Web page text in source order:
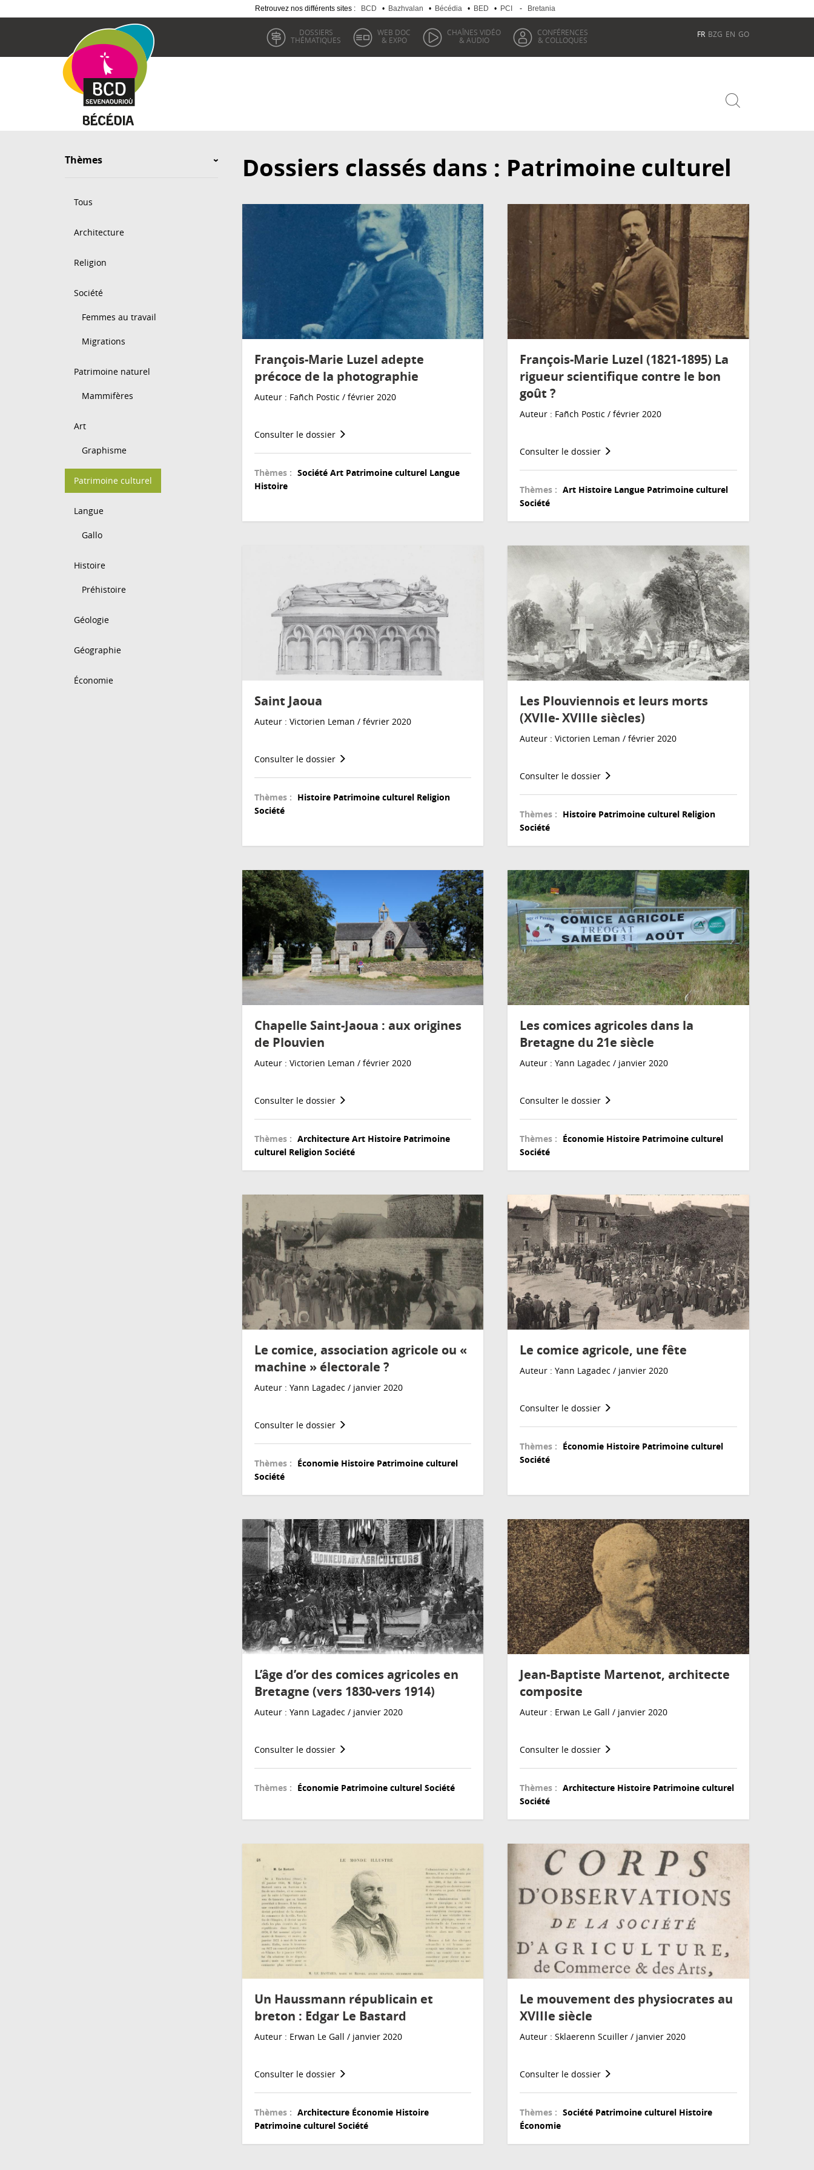
Retrouvez nos différents sites : BCD • Bazhvalan • Bécédia • BED • PCI - Bretania
DOSSIERS
THÉMATIQUES
WEB DOC
& EXPO
CHAÎNES VIDÉO
& AUDIO
CONFÉRENCES
& COLLOQUES
FR BZG EN GO
Thèmes
Tous
Architecture
Religion
Société
Femmes au travail
Migrations
Patrimoine naturel
Mammifères
Art
Graphisme
Patrimoine culturel
Langue
Gallo
Histoire
Préhistoire
Géologie
Géographie
Économie
Dossiers classés dans : Patrimoine culturel
François-Marie Luzel adepte
précoce de la photographie
Auteur : Fañch Postic / février 2020
Consulter le dossier
Thèmes : Société Art Patrimoine culturel Langue
Histoire
François-Marie Luzel (1821-1895) La
rigueur scientifique contre le bon
goût ?
Auteur : Fañch Postic / février 2020
Consulter le dossier
Thèmes : Art Histoire Langue Patrimoine culturel
Société
Saint Jaoua
Auteur : Victorien Leman / février 2020
Consulter le dossier
Thèmes : Histoire Patrimoine culturel Religion
Société
Les Plouviennois et leurs morts
(XVIIe- XVIIIe siècles)
Auteur : Victorien Leman / février 2020
Consulter le dossier
Thèmes : Histoire Patrimoine culturel Religion
Société
Chapelle Saint-Jaoua : aux origines
de Plouvien
Auteur : Victorien Leman / février 2020
Consulter le dossier
Thèmes : Architecture Art Histoire Patrimoine
culturel Religion Société
Les comices agricoles dans la
Bretagne du 21e siècle
Auteur : Yann Lagadec / janvier 2020
Consulter le dossier
Thèmes : Économie Histoire Patrimoine culturel
Société
Le comice, association agricole ou «
machine » électorale ?
Auteur : Yann Lagadec / janvier 2020
Consulter le dossier
Thèmes : Économie Histoire Patrimoine culturel
Société
Le comice agricole, une fête
Auteur : Yann Lagadec / janvier 2020
Consulter le dossier
Thèmes : Économie Histoire Patrimoine culturel
Société
L’âge d’or des comices agricoles en
Bretagne (vers 1830-vers 1914)
Auteur : Yann Lagadec / janvier 2020
Consulter le dossier
Thèmes : Économie Patrimoine culturel Société
Jean-Baptiste Martenot, architecte
composite
Auteur : Erwan Le Gall / janvier 2020
Consulter le dossier
Thèmes : Architecture Histoire Patrimoine culturel
Société
Un Haussmann républicain et
breton : Edgar Le Bastard
Auteur : Erwan Le Gall / janvier 2020
Consulter le dossier
Thèmes : Architecture Économie Histoire
Patrimoine culturel Société
Le mouvement des physiocrates au
XVIIIe siècle
Auteur : Sklaerenn Scuiller / janvier 2020
Consulter le dossier
Thèmes : Société Patrimoine culturel Histoire
Économie